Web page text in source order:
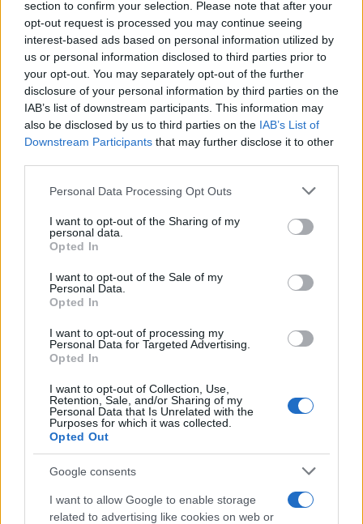
section to confirm your selection. Please note that after your
opt-out request is processed you may continue seeing
interest-based ads based on personal information utilized by
us or personal information disclosed to third parties prior to
your opt-out. You may separately opt-out of the further
disclosure of your personal information by third parties on the
IAB’s list of downstream participants. This information may
also be disclosed by us to third parties on the IAB’s List of
Downstream Participants that may further disclose it to other
Please note that this website/app uses one or more Google
not limited to your visit or usage behaviour. You may click to
grant or deny consent to Google and its third-party tags to
use your data for below specified purposes in below Google
consent section.
Personal Data Processing Opt Outs
I want to opt-out of the Sharing of my
personal data.
Opted In
I want to opt-out of the Sale of my
Personal Data.
Opted In
I want to opt-out of processing my
Personal Data for Targeted Advertising.
Opted In
I want to opt-out of Collection, Use,
Retention, Sale, and/or Sharing of my
Personal Data that Is Unrelated with the
Purposes for which it was collected.
Opted Out
Google consents
I want to allow Google to enable storage
related to advertising like cookies on web or
Η εξέλιξη αυτή αναμένεται να φέρει ένα γρήγορο...
brainstorming, από τον Άνταμ Σίλβερ και τους
συνεργάτες του, ενόψει του All Star Game στην
Ιντιάνα το 2024, προκειμένου να προχωρήσουν σε
αλλαγές, ώστε να κρατήσουν το ενδιαφέρον του